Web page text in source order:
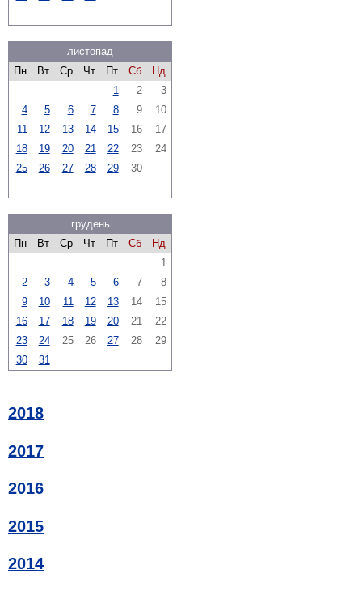
листопад
Пн
Вт Ср Чт Пт Сб
Нд
1
2
3
4
5 6 7 8 9
10
11
12 13 14 15 16
17
18
19 20 21 22 23
24
25
26 27 28 29 30
грудень
Пн
Вт Ср Чт Пт Сб
Нд
1
2
3 4 5 6 7
8
9
10 11 12 13 14
15
16
17 18 19 20 21
22
23
24 25 26 27 28
29
30
31
2018
2017
2016
2015
2014